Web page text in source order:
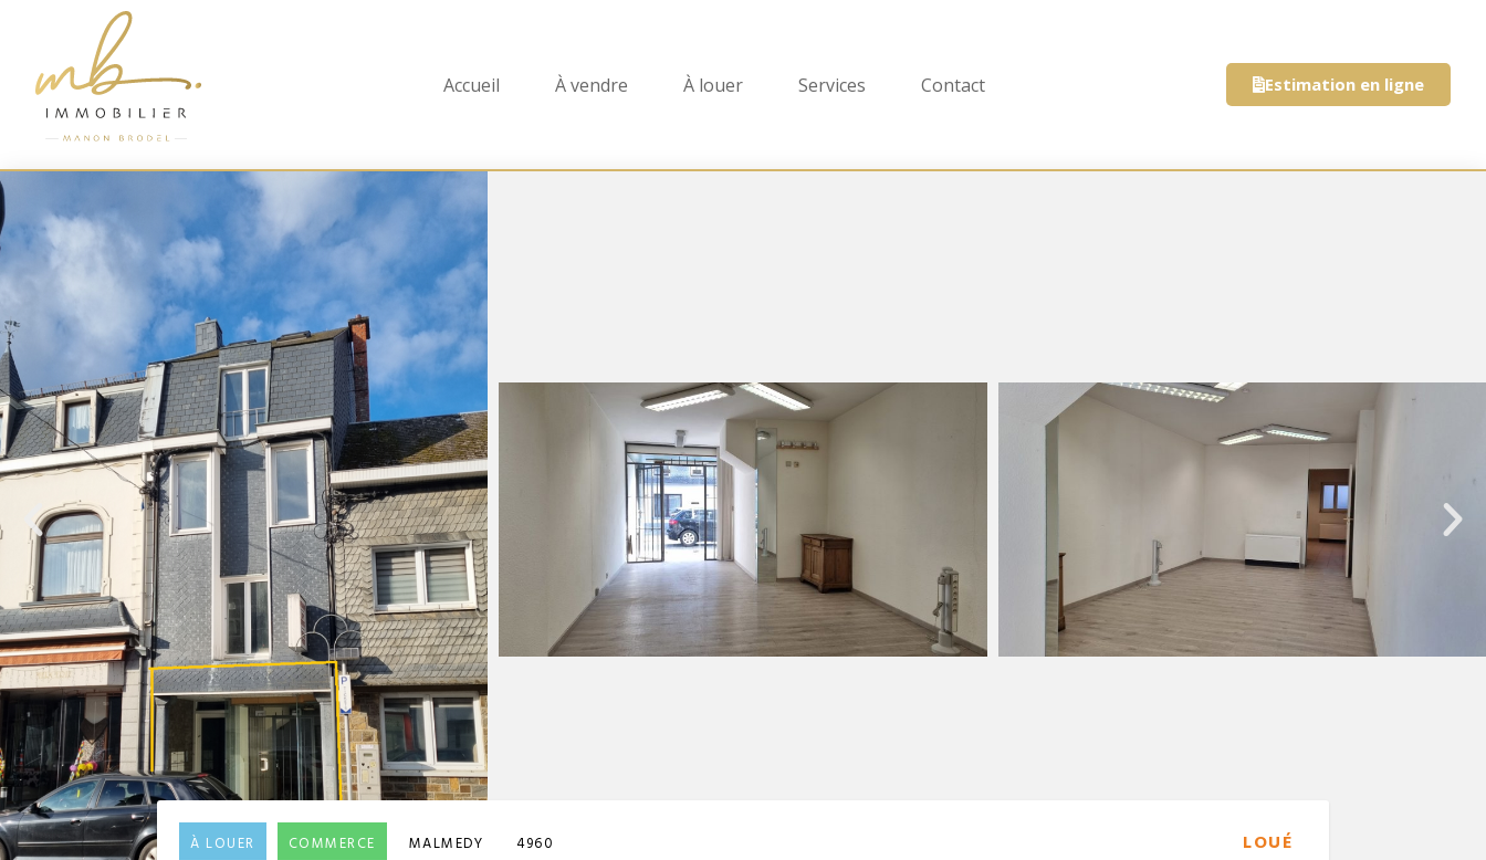
Accueil À vendre À louer Services Contact Estimation en ligne
À LOUER COMMERCE MALMEDY 4960 LOUÉ